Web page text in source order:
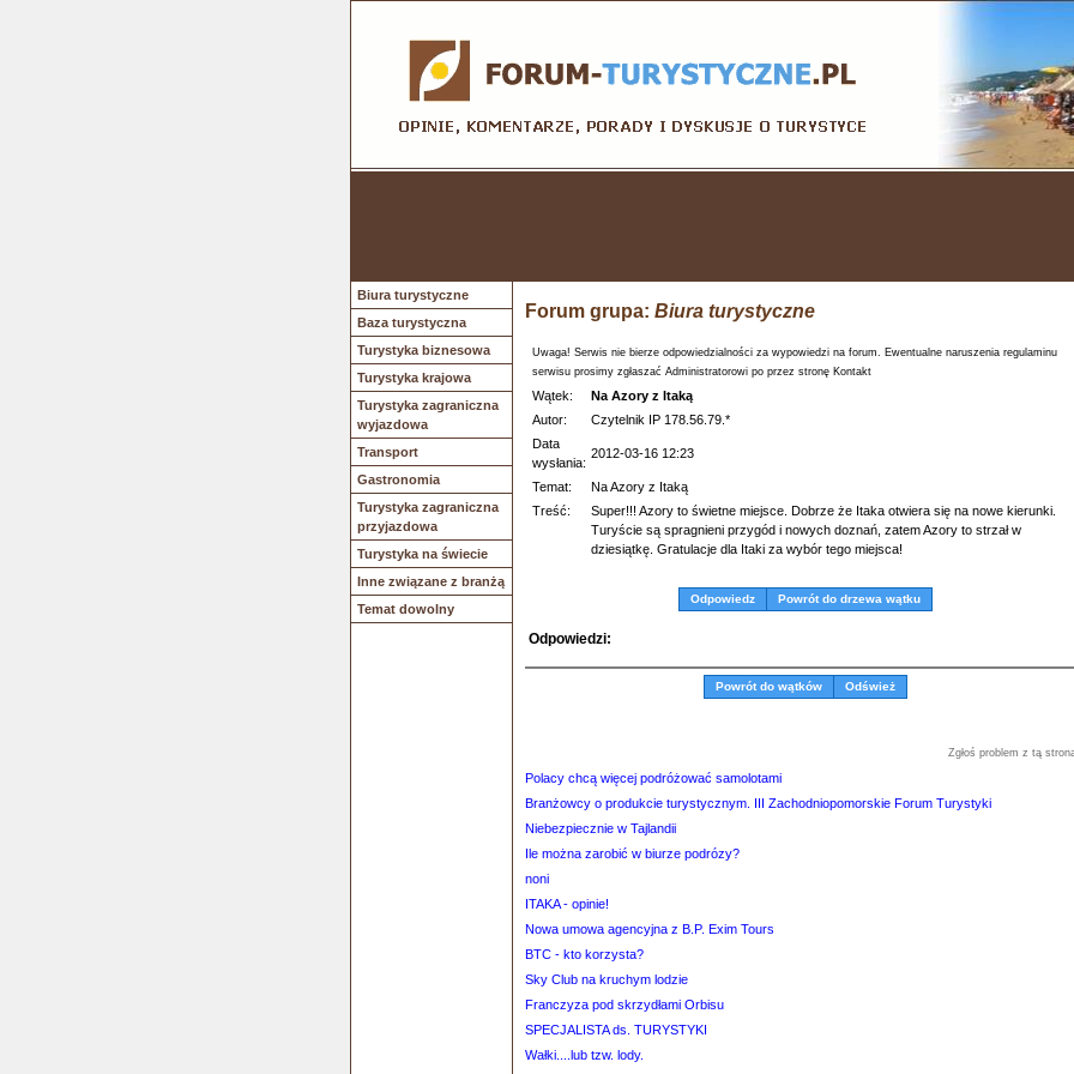
Biura turystyczne
Baza turystyczna
Turystyka biznesowa
Turystyka krajowa
Turystyka zagraniczna
wyjazdowa
Transport
Gastronomia
Turystyka zagraniczna
przyjazdowa
Turystyka na świecie
Inne związane z branżą
Temat dowolny
Forum grupa: Biura turystyczne
Uwaga! Serwis nie bierze odpowiedzialności za wypowiedzi na forum. Ewentualne naruszenia regulaminu
serwisu prosimy zgłaszać Administratorowi po przez stronę Kontakt
Wątek:
Na Azory z Itaką
Autor:
Czytelnik IP 178.56.79.*
Data
wysłania:
2012-03-16 12:23
Temat:
Na Azory z Itaką
Treść:
Super!!! Azory to świetne miejsce. Dobrze że Itaka otwiera się na nowe kierunki.
Turyście są spragnieni przygód i nowych doznań, zatem Azory to strzał w
dziesiątkę. Gratulacje dla Itaki za wybór tego miejsca!
Odpowiedz Powrót do drzewa wątku
Odpowiedzi:
Powrót do wątków Odśwież
Zgłoś problem z tą
Polacy chcą więcej podróżować samolotami
Branżowcy o produkcie turystycznym. III Zachodniopomorskie Forum Turystyki
Niebezpiecznie w Tajlandii
Ile można zarobić w biurze podrózy?
noni
ITAKA - opinie!
Nowa umowa agencyjna z B.P. Exim Tours
BTC - kto korzysta?
Sky Club na kruchym lodzie
Franczyza pod skrzydłami Orbisu
SPECJALISTA ds. TURYSTYKI
Wałki....lub tzw. lody.